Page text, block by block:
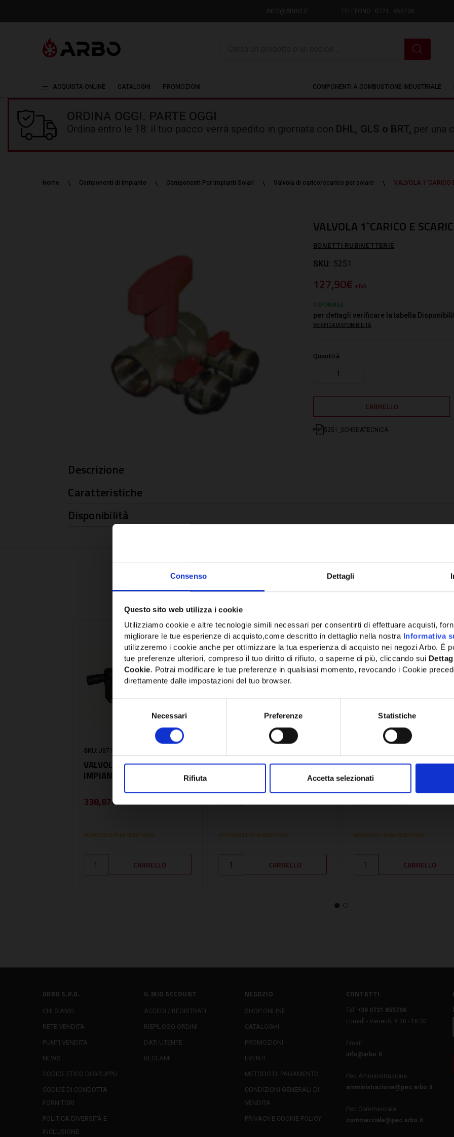
Consenso Dettagli
Questo sito web utilizza i cookie
Utilizziamo cookie e altre tecnologie simili necessari per consentirti di effettuare acquisti,
migliorare le tue esperienze di acquisto,come descritto in dettaglio nella nostra Informativa
utilizzeremo i cookie anche per ottimizzare la tua esperienza di acquisto nei negozi Arbo. É
tue preferenze ulteriori, compreso il tuo diritto di rifiuto, o saperne di più, cliccando sui
Cookie. Potrai modificare le tue preferenze in qualsiasi momento, revocando i Cookie
direttamente dalle impostazioni del tuo browser.
Selezione
Necessari Preferenze Statistiche
Rifiuta Accetta selezionati
INFO@ARBO.IT TELEFONO 0721 855706
ACQUISTA ONLINE CATALOGHI PROMOZIONI COMPONENTI A COMBUSTIONE INDUSTRIALE
ORDINA OGGI. PARTE OGGI
Ordina entro le 18: il tuo pacco verrà spedito in giornata con DHL, GLS o BRT, per una
Home Componenti di impianto Componenti Per Impianti Solari Valvola di carico/scarico per solare VALVOLA 1`CARICO
VALVOLA 1`CARICO E
BONETTI RUBINETTERIE
SKU: 5251
127,90€+ IVA
DISPONIBILE
per dettagli verificare la tabella
VERIFICA DISPONIBILITÀ
Quantità
5251_SCHEDATECNICA
Descrizione
Caratteristiche
Disponibilità
SKU: J8716120320
VALVOLA CARICO
IMPIANTO - J8716120320
338,87€+ IVA
DISPONIBILITÀ DA VERIFICARE
POMPA LAVAGGIO E
1.518,17€+ IVA
DISPONIBILITÀ DA VERIFICARE
CARICO IMPIANTO -
J8716105103
352,09€+ IVA
DISPONIBILITÀ DA VERIFICARE
ARBO S.P.A.
CHI SIAMO
RETE VENDITA
PUNTI VENDITA
NEWS
CODICE ETICO DI GRUPPO
CODICE DI CONDOTTA
FORNITORI
POLITICA DIVERSITÀ E
INCLUSIONE
IL MIO ACCOUNT
ACCEDI / REGISTRATI
RIEPILOGO ORDINI
DATI UTENTE
RECLAMI
NEGOZIO
SHOP ONLINE
CATALOGHI
PROMOZIONI
EVENTI
METODO DI PAGAMENTO
CONDIZIONI GENERALI DI
VENDITA
PRIVACY E COOKIE POLICY
CONTATTI
Tel:
+39 0721 855706
Lunedì - Venerdì, 8:30 - 18:30
Email:
info@arbo.it
Pec Amministrazione:
amministrazione@pec.arbo.it
Pec Commerciale:
commerciale@pec.arbo.it